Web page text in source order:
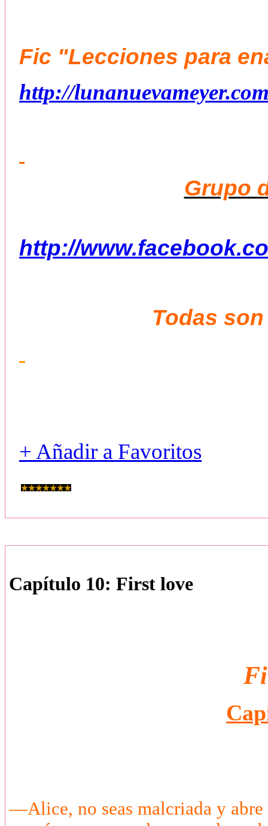
Fic "Lecciones para
http://
Grupo
http://
Todas
+ Añadir a Favoritos
Capítulo 10: First love
—Alice, no seas malcriada y